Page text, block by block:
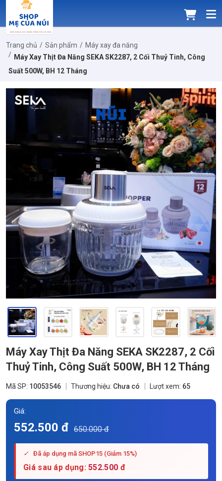
Trang chủ Sản phẩm
Máy xay đa năng
Máy Xay Thịt Đa Năng SEKA SK2287, 2 Cối Thuỷ Tinh, Công
Suất 500W, BH 12 Tháng
Máy Xay Thịt Đa Năng SEKA SK2287, 2 Cối
Thuỷ Tinh, Công Suất 500W, BH 12 Tháng
Mã SP: 10053546 Thương hiệu: Chưa có Lượt xem: 65
Giá:
552.500 đ 650.000 đ
✓ Đã áp dụng mã SHOP15 (Giảm 15%)
Giá sau áp dụng:552.500 đ